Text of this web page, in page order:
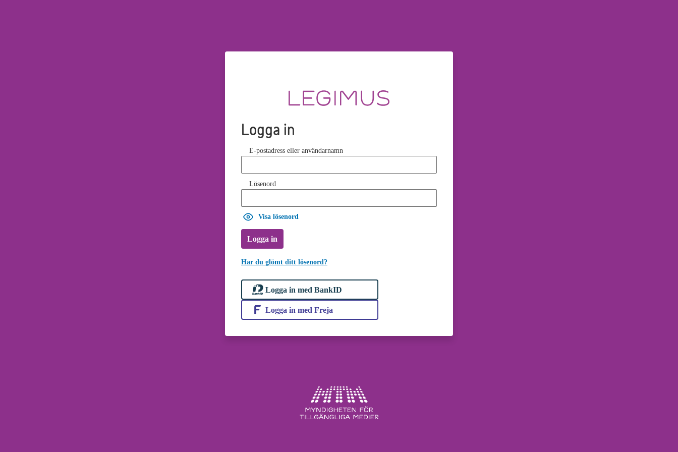
Logga in
E-postadress eller användarnamn
Lösenord
Visa lösenord
Logga in
Har du glömt ditt lösenord?
Logga in med BankID
Logga in med Freja